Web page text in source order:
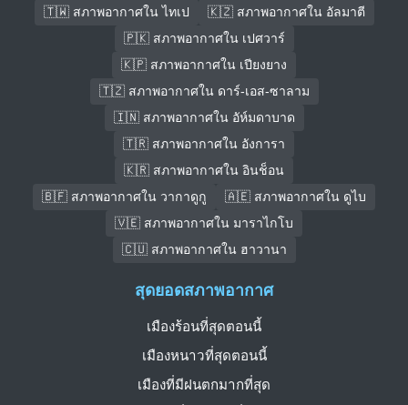
🇹🇼 สภาพอากาศใน ไทเป
🇰🇿 สภาพอากาศใน อัลมาตี
🇵🇰 สภาพอากาศใน เปศวาร์
🇰🇵 สภาพอากาศใน เปียงยาง
🇹🇿 สภาพอากาศใน ดาร์-เอส-ซาลาม
🇮🇳 สภาพอากาศใน อัห์มดาบาด
🇹🇷 สภาพอากาศใน อังการา
🇰🇷 สภาพอากาศใน อินช็อน
🇧🇫 สภาพอากาศใน วากาดูกู
🇦🇪 สภาพอากาศใน ดูไบ
🇻🇪 สภาพอากาศใน มาราไกโบ
🇨🇺 สภาพอากาศใน ฮาวานา
สุดยอดสภาพอากาศ
เมืองร้อนที่สุดตอนนี้
เมืองหนาวที่สุดตอนนี้
เมืองที่มีฝนตกมากที่สุด